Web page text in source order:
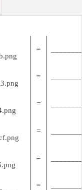
=
=
=
=
=
=